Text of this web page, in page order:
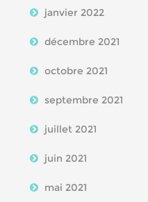
janvier 2022
décembre 2021
octobre 2021
septembre 2021
juillet 2021
juin 2021
mai 2021